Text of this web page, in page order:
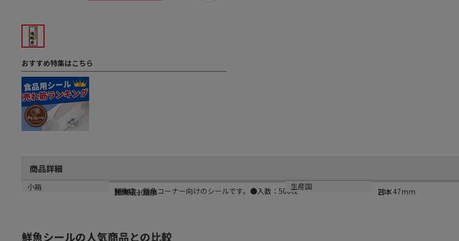
おすすめ特集はこちら
商品詳細
商品説明
鮮魚店、鮮魚コーナー向けのシールです。●入数：500枚
メーカー品番
NF-41
サイズ
20×47mm
材質
光沢紙＋金箔
生産国
日本
小箱
10束（10束）
鮮魚シールの人気商品との比較